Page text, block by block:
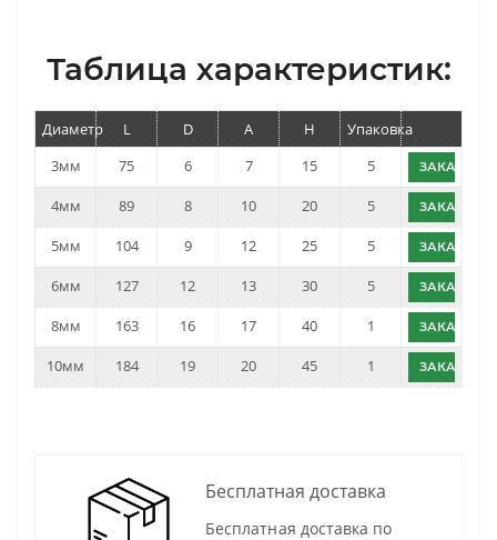
Таблица характеристик:
Диаметр L D A H
Упаковка
3мм
75 6 7 15 5 ЗАКАЗАТЬ
4мм 89 8 10 20 5 ЗАКАЗАТЬ
5мм 104 9 12 25 5 ЗАКАЗАТЬ
6мм 127 12 13 30 5 ЗАКАЗАТЬ
8мм 163 16 17 40 1 ЗАКАЗАТЬ
10мм 184 19 20 45 1 ЗАКАЗАТЬ
Бесплатная доставка
Бесплатная доставка по